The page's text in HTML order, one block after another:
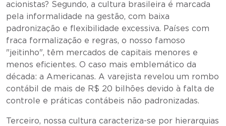
acionistas? Segundo, a cultura brasileira é marcada
pela informalidade na gestão, com baixa
padronização e flexibilidade excessiva. Países com
fraca formalização e regras, o nosso famoso
"jeitinho", têm mercados de capitais menores e
menos eficientes. O caso mais emblemático da
década: a Americanas. A varejista revelou um rombo
contábil de mais de R$ 20 bilhões devido à falta de
controle e práticas contábeis não padronizadas.
Terceiro, nossa cultura caracteriza-se por hierarquias